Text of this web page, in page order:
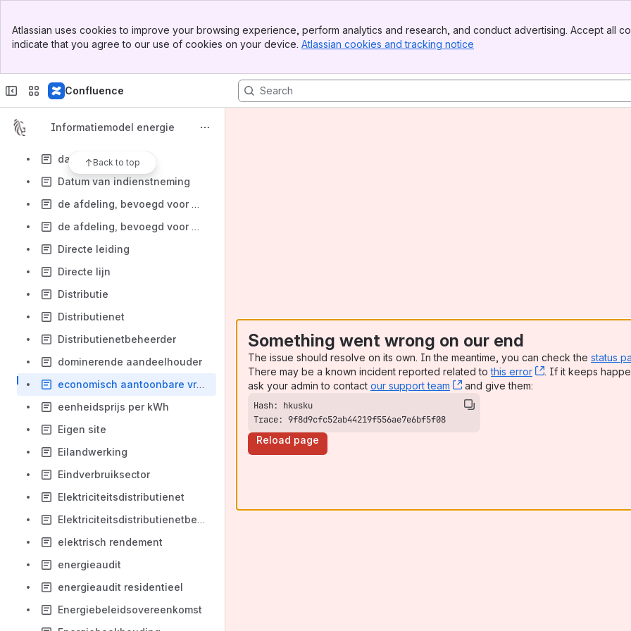
Top Bar
Sidebar
Atlassian uses cookies to improve your browsing experience, perform analytics and research, and conduct advertising. Accept all
indicate that you agree to our use of cookies on your device. Atlassian cookies and tracking notice
Confluence
Informatiemodel energie
Back to top
certificaatgerechtigde
Certificaatnummer
collectieve huisvesting
dagmeter
Datum van indienstneming
de afdeling, bevoegd voor milieu-inspectie
de afdeling, bevoegd voor milieuvergunningen
Directe leiding
Directe lijn
Distributie
Distributienet
Distributienetbeheerder
dominerende aandeelhouder
economisch aantoonbare vraag
eenheidsprijs per kWh
Eigen site
Eilandwerking
Eindverbruiksector
Elektriciteitsdistributienet
Elektriciteitsdistributienetbeheerder
elektrisch rendement
energieaudit
energieaudit residentieel
Energiebeleidsovereenkomst
Something went wrong on our end
The issue should resolve on its own. In the meantime, you can check the status
There may be a known incident reported related tothis error , (opens new
. If it keeps
ask your admin to contact our support team , (opens new window)
and give them:
Trace: 9f8d9cfc52ab44219f556ae7e6bf5f08
Reload page